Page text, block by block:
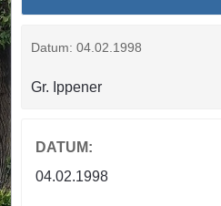
Datum: 04.02.1998
Gr. Ippener
DATUM:
04.02.1998